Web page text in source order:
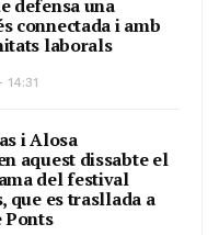
defensa una
connectada i amb
laborals
i Alosa
aquest dissabte el
del festival
que es trasllada a
Ponts